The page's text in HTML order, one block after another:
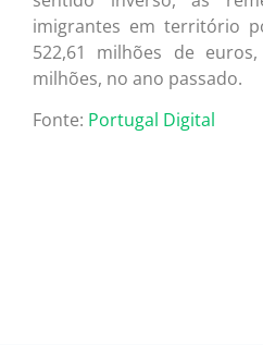
imigrantes em território
522,61 milhões de
milhões, no ano passado.
Fonte: Portugal Digital